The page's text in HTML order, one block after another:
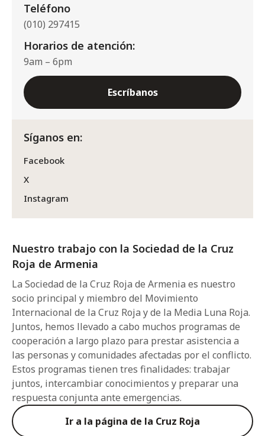
Teléfono
(010) 297415
Horarios de atención:
9am – 6pm
Escríbanos
Síganos en:
Facebook
X
Instagram
Nuestro trabajo con la Sociedad de la Cruz
Roja de Armenia
La Sociedad de la Cruz Roja de Armenia es nuestro
socio principal y miembro del Movimiento
Internacional de la Cruz Roja y de la Media Luna Roja.
Juntos, hemos llevado a cabo muchos programas de
cooperación a largo plazo para prestar asistencia a
las personas y comunidades afectadas por el conflicto.
Estos programas tienen tres finalidades: trabajar
juntos, intercambiar conocimientos y preparar una
respuesta conjunta ante emergencias.
Ir a la página de la Cruz Roja